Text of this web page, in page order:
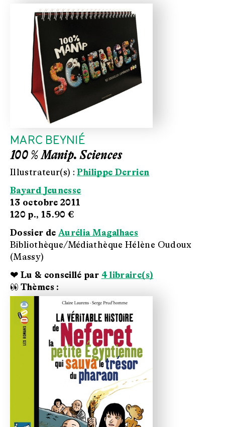
MARC BEYNIÉ
100 % Manip. Sciences
Illustrateur(s) :Philippe Derrien
Bayard Jeunesse
13 octobre 2011
120 p., 15.90 €
Dossier de Aurélia Magalhaes
Bibliothèque/Médiathèque Hélène Oudoux
(Massy)
❤ Lu & conseillé par 4 libraire(s)
👀 Thèmes :